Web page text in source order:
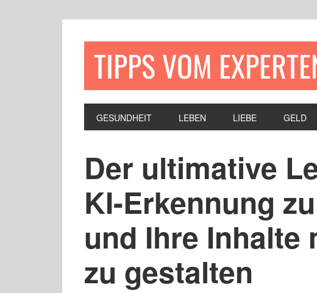
TIPPS VOM
GESUNDHEIT LEBEN LIEBE GELD
Der ultimative
KI-Erkennung
und Ihre Inhalte
zu gestalten